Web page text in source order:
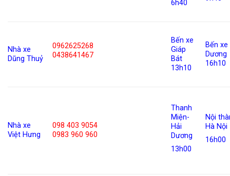
6h40
Nhà xe
Dũng Thuỷ
0962625268
0438641467
Bến xe
Giáp
Bát
13h10
Bến xe
Dương
16h10
Nhà xe
Việt Hưng
098 403 9054
0983 960 960
Thanh
Miện-
Hải
Dương
13h00
Nội
Hà Nội
16h00